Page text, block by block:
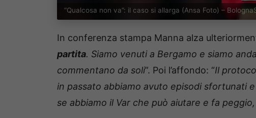
“Qualcosa non va”: il caso si allarga (Ansa Foto) –
In conferenza stampa Manna alza
partita. Siamo venuti a Bergamo e siamo
commentano da soli”. Poi l’affondo: “Il
in passato abbiamo avuto episodi sfortunati
se abbiamo il Var che può aiutare e fa